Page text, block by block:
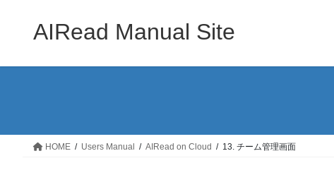
AIRead Manual Site
HOME Users Manual AIRead on Cloud 13. チーム管理画面